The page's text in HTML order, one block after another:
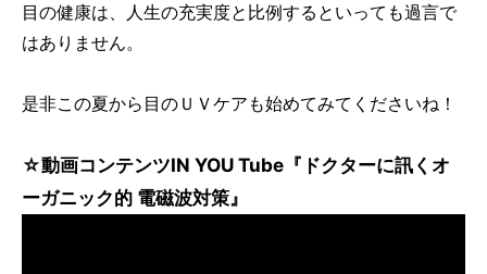
目の健康は、人生の充実度と比例するといっても過言で
はありません。
是非この夏から目のＵＶケアも始めてみてくださいね！
☆動画コンテンツIN YOU Tube『ドクターに訊くオ
ーガニック的 電磁波対策』